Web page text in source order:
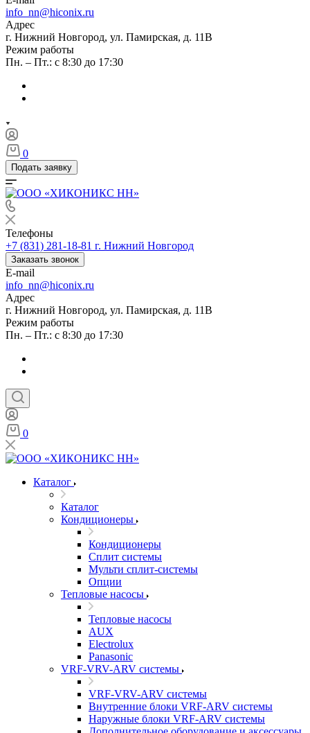
info_nn@hiconix.ru
Адрес
г. Нижний Новгород, ул. Памирская, д. 11В
Режим работы
Пн. – Пт.: с 8:30 до 17:30
0
Подать заявку
Телефоны
+7 (831) 281-18-81 г. Нижний Новгород
Заказать звонок
E-mail
info_nn@hiconix.ru
Адрес
г. Нижний Новгород, ул. Памирская, д. 11В
Режим работы
Пн. – Пт.: с 8:30 до 17:30
0
Каталог
Каталог
Кондиционеры
Кондиционеры
Сплит системы
Мульти сплит-системы
Опции
Тепловые насосы
Тепловые насосы
AUX
Electrolux
Panasonic
VRF-VRV-ARV системы
VRF-VRV-ARV системы
Внутренние блоки VRF-ARV системы
Наружные блоки VRF-ARV системы